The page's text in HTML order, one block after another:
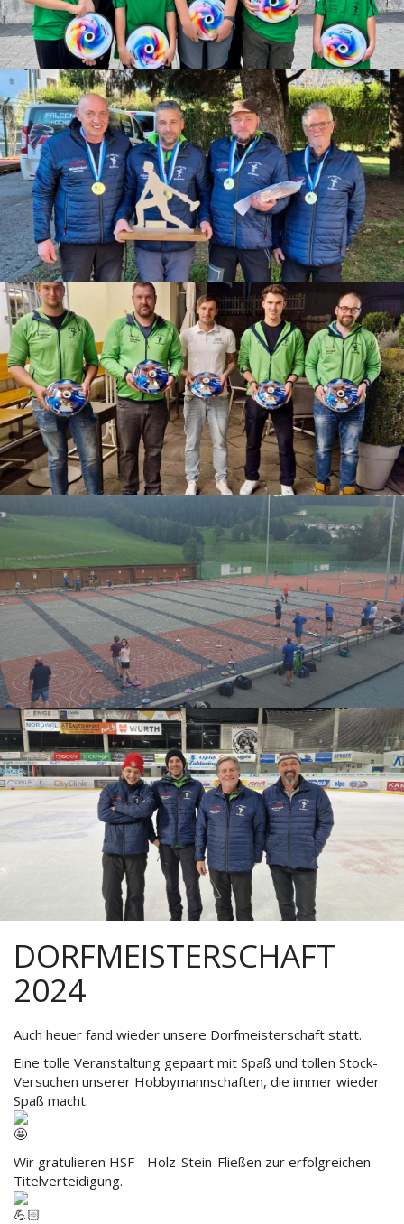
DORFMEISTERSCHAFT
2024
Auch heuer fand wieder unsere Dorfmeisterschaft statt.
Eine tolle Veranstaltung gepaart mit Spaß und tollen Stock-
Versuchen unserer Hobbymannschaften, die immer wieder
Spaß macht.
Wir gratulieren HSF - Holz-Stein-Fließen zur erfolgreichen
Titelverteidigung.